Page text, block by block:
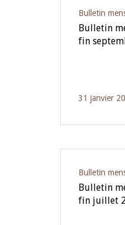
Bulletin
Bulletin
fin
31 janvier
Bulletin
Bulletin
fin juillet